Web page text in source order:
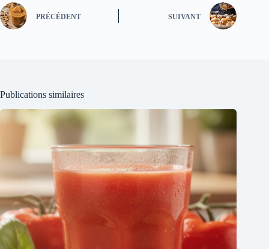
PRÉCÉDENT SUIVANT
Publications similaires